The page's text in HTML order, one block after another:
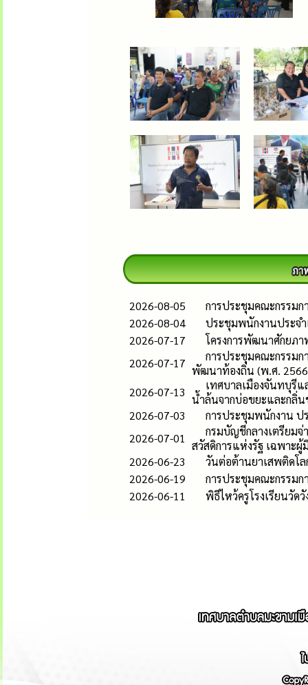
2026-08-05
การประชุมคณะกรรม
2026-08-04
ประชุมพนักงานประจ
2026-07-17
โครงการพัฒนาศักยภ
2026-07-17
การประชุมคณะกรรม
พัฒนาท้องถิ่น (พ.ศ.
2026-07-13
เทศบาลเมืองจันทบุรี
น้ำล้นจากบ่อขยะและกลิ่น
2026-07-03
การประชุมพนักงาน ป
2026-07-01
กรมบัญชีกลางเตรียมจ่
สวัสดิการแห่งรัฐ เฉพาะผู้
2026-06-23
วันต่อต้านยาเสพติดโล
2026-06-19
การประชุมคณะกรรม
2026-06-11
พิธีไหว้ครูโรงเรียนวัด